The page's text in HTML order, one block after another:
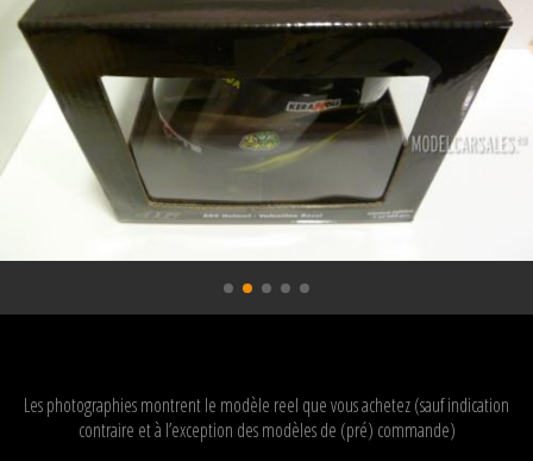
Les photographies montrent le modèle reel que vous achetez (sauf indication
contraire et à l’exception des modèles de (pré) commande)